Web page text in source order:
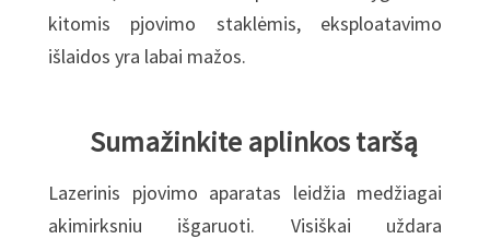
kitomis pjovimo staklėmis, eksploatavimo
išlaidos yra labai mažos.
Sumažinkite aplinkos taršą
Lazerinis pjovimo aparatas leidžia medžiagai
akimirksniu išgaruoti. Visiškai uždara